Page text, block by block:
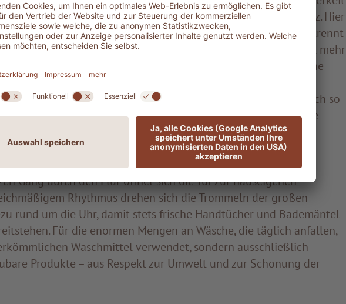
Behälter sind penibel beschriftet, jedes Teil hat seinen Platz. Hier
Müll aus Zimmern und Abteilungen gesammelt, sorgfältig getrennt
Entsorgung vorbereitet. Doch Nachhaltigkeit bedeutet mehr
Ziel ist es, Abfälle gar nicht erst entstehen zu lassen. Zahlreiche
dafür bereits umgesetzt – etwa die Reduktion von
die Umstellung auf digitale Systeme, um den Papierverbrauch so
zu halten. Auch bei der Auswahl von Lieferanten, haben jene
Philosophie teilen und auf recyclingfähige
setzen.
Gang durch den Flur öffnet sich die Tür zur hauseigenen
Rhythmus drehen sich die Trommeln der großen
rund um die Uhr, damit stets frische Handtücher und Bademäntel
Für die enormen Mengen an Wäsche, die täglich anfallen,
Waschmittel verwendet, sondern ausschließlich
Produkte – aus Respekt zur Umwelt und zur Schonung der